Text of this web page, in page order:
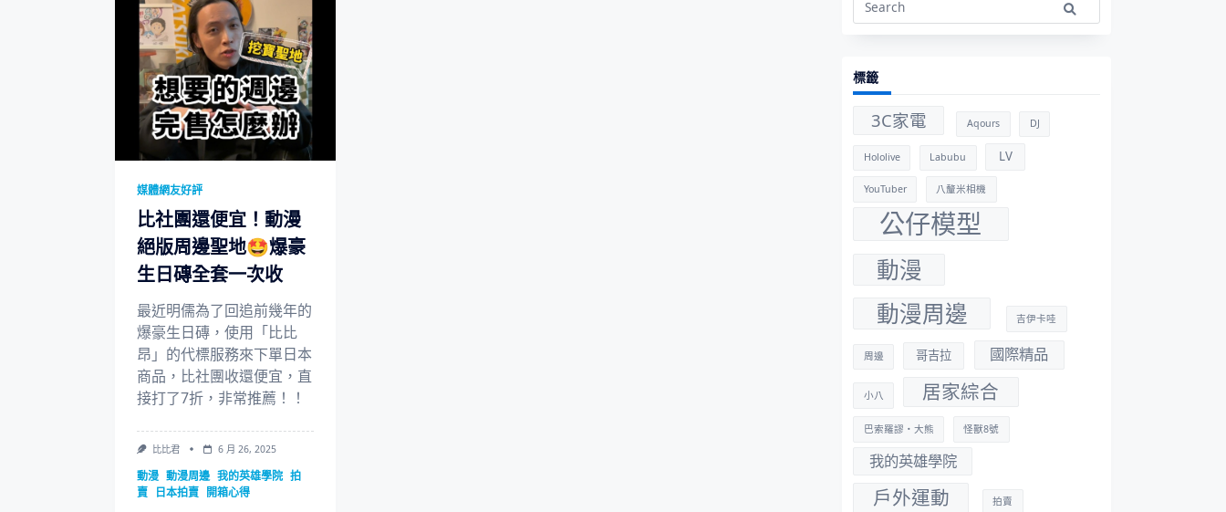
媒體網友好評
比社團還便宜！動漫
絕版周邊聖地🤩爆豪
生日磚全套一次收
最近明儒為了回追前幾年的
爆豪生日磚，使用「比比
昂」的代標服務來下單日本
商品，比社團收還便宜，直
接打了7折，非常推薦！！
比比君 6 月 26, 2025
動漫 動漫周邊 我的英雄學院 拍
賣 日本拍賣 開箱心得
Search
標籤
3C家電 Aqours DJ
Hololive Labubu LV
YouTuber 八釐米相機
公仔模型
動漫
動漫周邊
吉伊卡哇
周邊 哥吉拉 國際精品
小八 居家綜合
巴索羅謬・大熊 怪獸8號
我的英雄學院
戶外運動 拍賣